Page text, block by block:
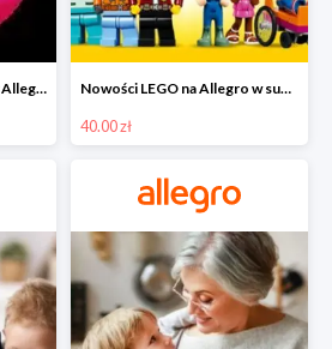
Prezenty na Walentynki w Allegro do -60% Nowości LEGO na Allegro w super cenach od 40 zł
40.00 zł